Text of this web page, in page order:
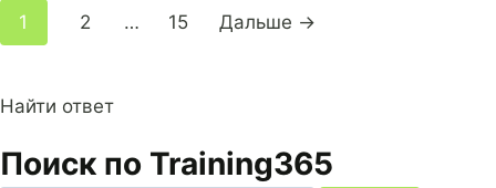
Навигация
страницам
1 2 … 15 Дальше →
Найти ответ
Поиск по Training365